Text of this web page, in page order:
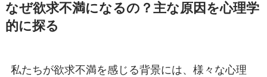
なぜ欲求不満になるの？主な原因を心理学
的に探る
私たちが欲求不満を感じる背景には、様々な心理